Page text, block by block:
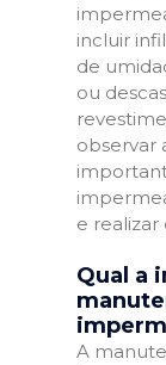
incluir
de
ou
observar
e realizar
Qual a
A